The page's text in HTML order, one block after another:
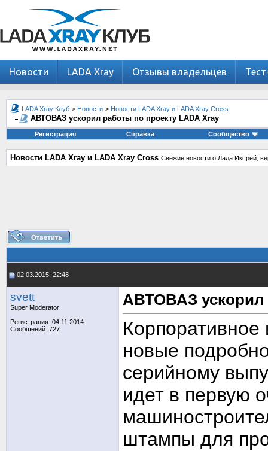
Новости LADA Xray Отзывы владельцев
LADA Xray Клуб > Новости > Новости LADA Xray и LADA Xray Cross
АВТОВАЗ ускорил работы по проекту LADA Xray
Регистрация Справка Сообщество
Новости LADA Xray и LADA Xray Cross Свежие новости о Лада Иксрей,
02.03.2015, 22:48
svett
Super Moderator
Регистрация: 04.11.2014
Сообщений: 727
АВТОВАЗ ускорил
новые
серийному
идет в первую
штампы для